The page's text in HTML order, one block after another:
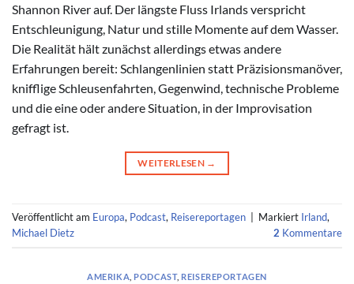
Shannon River auf. Der längste Fluss Irlands verspricht
Entschleunigung, Natur und stille Momente auf dem Wasser.
Die Realität hält zunächst allerdings etwas andere
Erfahrungen bereit: Schlangenlinien statt Präzisionsmanöver,
knifflige Schleusenfahrten, Gegenwind, technische Probleme
und die eine oder andere Situation, in der Improvisation
gefragt ist.
WEITERLESEN →
Veröffentlicht am Europa, Podcast, Reisereportagen Markiert Irland,
Michael Dietz
2 Kommentare
AMERIKA PODCAST, REISEREPORTAGEN